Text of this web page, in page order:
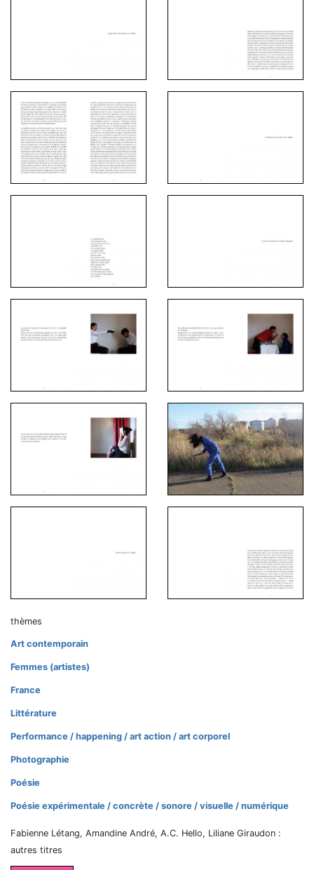
thèmes
Art contemporain
Femmes (artistes)
France
Littérature
Performance / happening / art action / art corporel
Photographie
Poésie
Poésie expérimentale / concrète / sonore / visuelle / numérique
Fabienne Létang, Amandine André, A.C. Hello, Liliane Giraudon :
autres titres